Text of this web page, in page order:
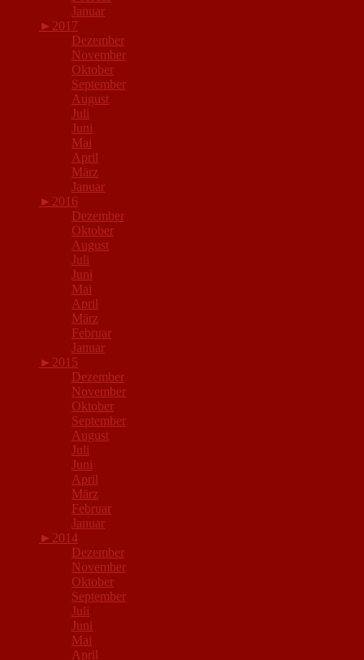
Januar
► 2017
Dezember
November
Oktober
September
August
Juli
Juni
Mai
April
März
Januar
► 2016
Dezember
Oktober
August
Juli
Juni
Mai
April
März
Februar
Januar
► 2015
Dezember
November
Oktober
September
August
Juli
Juni
April
März
Februar
Januar
► 2014
Dezember
November
Oktober
September
Juli
Juni
Mai
April